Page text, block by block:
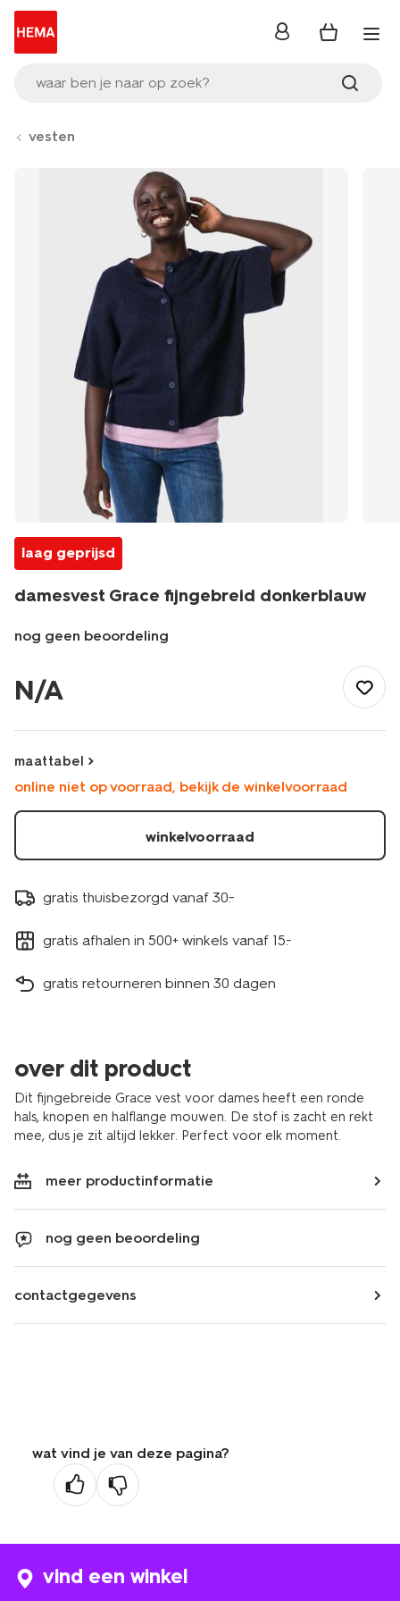
waar ben je naar op zoek?
inloggen
vesten
laag geprijsd
damesvest Grace fijngebreid donkerblauw
nog geen beoordeling
grace-
fijngebreid-
36302520DARKBLUE.html
N/A
maattabel
online niet op voorraad, bekijk de winkelvoorraad
winkelvoorraad
gratis thuisbezorgd vanaf 30.-
gratis afhalen in 500+ winkels vanaf 15.-
gratis retourneren binnen 30 dagen
over dit product
Dit fijngebreide Grace vest voor dames heeft een ronde
hals, knopen en halflange mouwen. De stof is zacht en rekt
mee, dus je zit altijd lekker. Perfect voor elk moment.
meer productinformatie
nog geen beoordeling
contactgegevens
wat vind je van deze pagina?
vind een winkel